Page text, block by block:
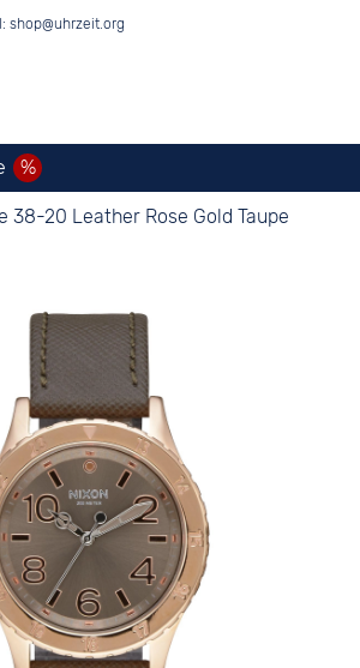
shop@uhrzeit.org
38-20 Leather Rose Gold Taupe